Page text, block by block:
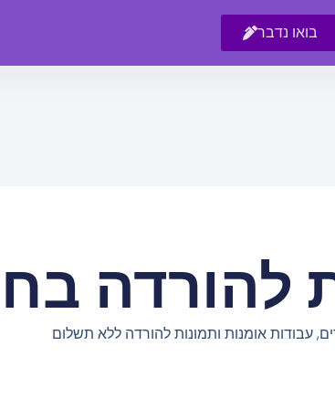
בואו נדבר
להורדה
עבודות אומנות ותמונות להורדה ללא תשלום